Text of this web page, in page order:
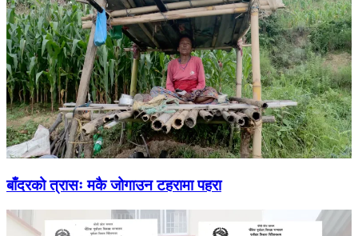
बाँदरको त्रासः मकै जोगाउन टहरामा पहरा